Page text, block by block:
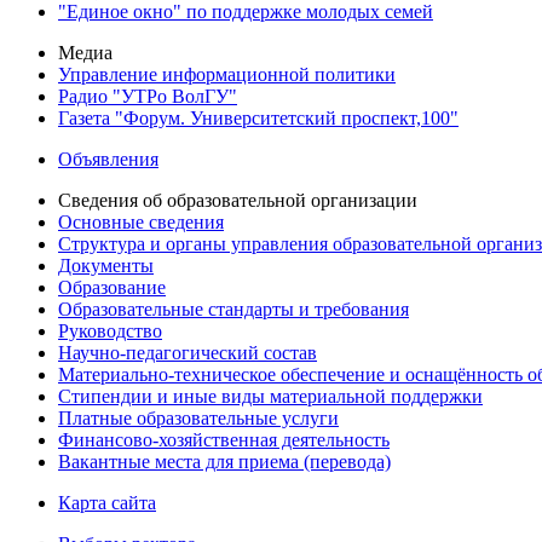
"Единое окно" по поддержке молодых семей
Медиа
Управление информационной политики
Радио "УТРо ВолГУ"
Газета "Форум. Университетский проспект,100"
Объявления
Сведения об образовательной организации
Основные сведения
Структура и органы управления образовательной
Документы
Образование
Образовательные стандарты и требования
Руководство
Научно-педагогический состав
Материально-техническое обеспечение и оснащённость
Стипендии и иные виды материальной поддержки
Платные образовательные услуги
Финансово-хозяйственная деятельность
Вакантные места для приема (перевода)
Карта сайта